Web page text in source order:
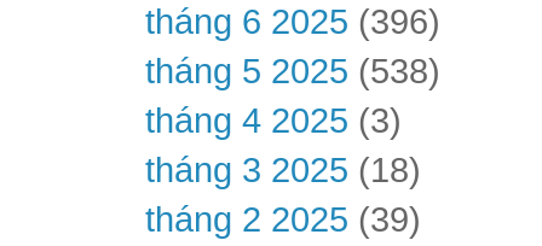
tháng 6 2025 (396)
tháng 5 2025 (538)
tháng 4 2025 (3)
tháng 3 2025 (18)
tháng 2 2025 (39)